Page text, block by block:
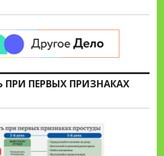
ПРИ ПЕРВЫХ ПРИЗНАКАХ